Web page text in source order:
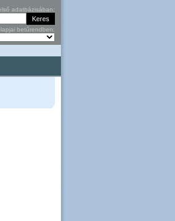
adatbázisában:
betűrendben: